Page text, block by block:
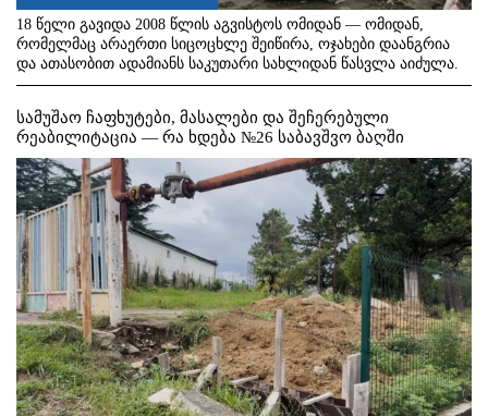
18 წელი გავიდა 2008 წლის აგვისტოს ომიდან — ომიდან,
რომელმაც არაერთი სიცოცხლე შეიწირა, ოჯახები დაანგრია
და ათასობით ადამიანს საკუთარი სახლიდან წასვლა აიძულა.
სამუშაო ჩაფხუტები, მასალები და შეჩერებული
რეაბილიტაცია — რა ხდება №26 საბავშვო ბაღში